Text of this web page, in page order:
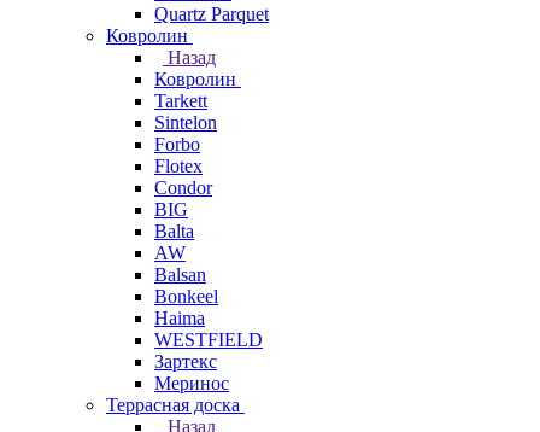
Quartz Parquet
Ковролин
Назад
Ковролин
Tarkett
Sintelon
Forbo
Flotex
Condor
BIG
Balta
AW
Balsan
Bonkeel
Haima
WESTFIELD
Зартекс
Меринос
Террасная доска
Назад